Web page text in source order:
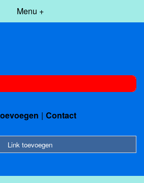
Menu +
Contact
Link toevoegen